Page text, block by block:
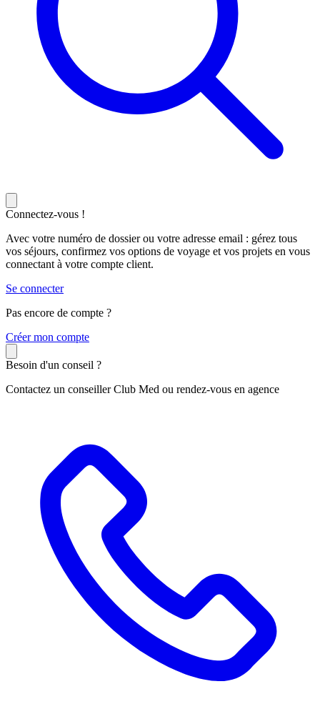
Connectez-vous !
Avec votre numéro de dossier ou votre adresse email : gérez tous
vos séjours, confirmez vos options de voyage et vos projets en vous
connectant à votre compte client.
Se connecter
Pas encore de compte ?
Créer mon compte
Besoin d'un conseil ?
Contactez un conseiller Club Med ou rendez-vous en agence